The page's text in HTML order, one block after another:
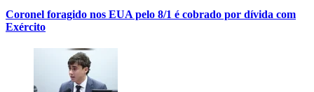
Coronel foragido nos EUA pelo 8/1 é cobrado por dívida com
Exército